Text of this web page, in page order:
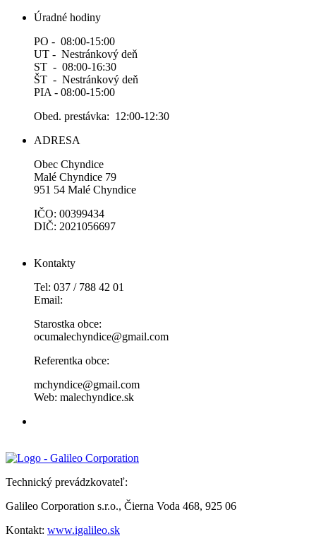
Úradné hodiny
PO - 08:00-15:00
UT - Nestránkový deň
ST - 08:00-16:30
ŠT - Nestránkový deň
PIA - 08:00-15:00
Obed. prestávka: 12:00-12:30
ADRESA
Obec Chyndice
Malé Chyndice 79
951 54 Malé Chyndice
IČO: 00399434
DIČ: 2021056697
Kontakty
Tel: 037 / 788 42 01
Email:
Starostka obce:
ocumalechyndice@gmail.com
Referentka obce:
mchyndice@gmail.com
Web: malechyndice.sk
Technický prevádzkovateľ:
Galileo Corporation s.r.o., Čierna Voda 468, 925 06
Kontakt: www.igalileo.sk